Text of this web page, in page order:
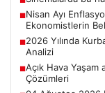
■Nisan Ayı
Ekonomistlerin
■2026 Yılında
Analizi
■Açık Hava Yaşam
Çözümleri